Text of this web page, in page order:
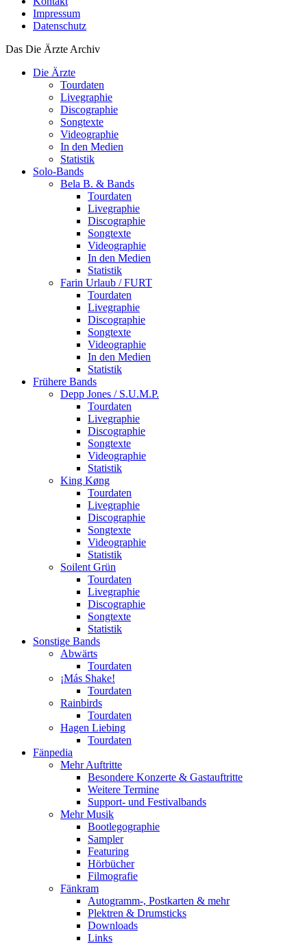
Impressum
Datenschutz
Das Die Ärzte Archiv
Die Ärzte
Tourdaten
Livegraphie
Discographie
Songtexte
Videographie
In den Medien
Statistik
Solo-Bands
Bela B. & Bands
Tourdaten
Livegraphie
Discographie
Songtexte
Videographie
In den Medien
Statistik
Farin Urlaub / FURT
Tourdaten
Livegraphie
Discographie
Songtexte
Videographie
In den Medien
Statistik
Frühere Bands
Depp Jones / S.U.M.P.
Tourdaten
Livegraphie
Discographie
Songtexte
Videographie
Statistik
King Køng
Tourdaten
Livegraphie
Discographie
Songtexte
Videographie
Statistik
Soilent Grün
Tourdaten
Livegraphie
Discographie
Songtexte
Statistik
Sonstige Bands
Abwärts
Tourdaten
¡Más Shake!
Tourdaten
Rainbirds
Tourdaten
Hagen Liebing
Tourdaten
Fänpedia
Mehr Auftritte
Besondere Konzerte & Gastauftritte
Weitere Termine
Support- und Festivalbands
Mehr Musik
Bootlegographie
Sampler
Featuring
Hörbücher
Filmografie
Fänkram
Autogramm-, Postkarten & mehr
Plektren & Drumsticks
Downloads
Links